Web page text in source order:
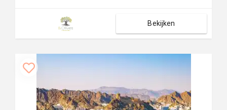
Bekijken